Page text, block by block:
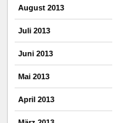
August 2013
Juli 2013
Juni 2013
Mai 2013
April 2013